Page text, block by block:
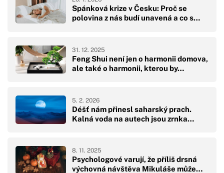
Spánková krize v Česku: Proč se
polovina z nás budí unavená a co s…
Feng Shui není jen o harmonii domova,
ale také o harmonii, kterou by…
31. 12. 2025
Déšť nám přinesl saharský prach.
Kalná voda na autech jsou zrnka…
5. 2. 2026
Psychologové varují, že příliš drsná
výchovná návštěva Mikuláše může…
8. 11. 2025